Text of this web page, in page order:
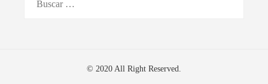
© 2020 All Right Reserved.